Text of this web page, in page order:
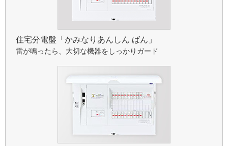
住宅分電盤 「かみなりあんしん ばん」
雷が鳴ったら、大切な機器をしっかりガード